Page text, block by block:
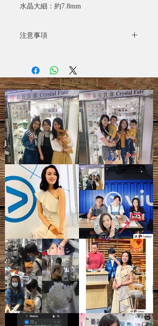
水晶大細：約7.8mm
注意事項
電腦螢幕設定不同，可能會有微色差
- 圖片只供參考，尺寸可能有所偏差，
一切以實際出貨物品為準
- 天然礦寶石有天然石紋、雲霧、雜
質、礦痕、冰紋等等，皆為正常現象
【星級之選】